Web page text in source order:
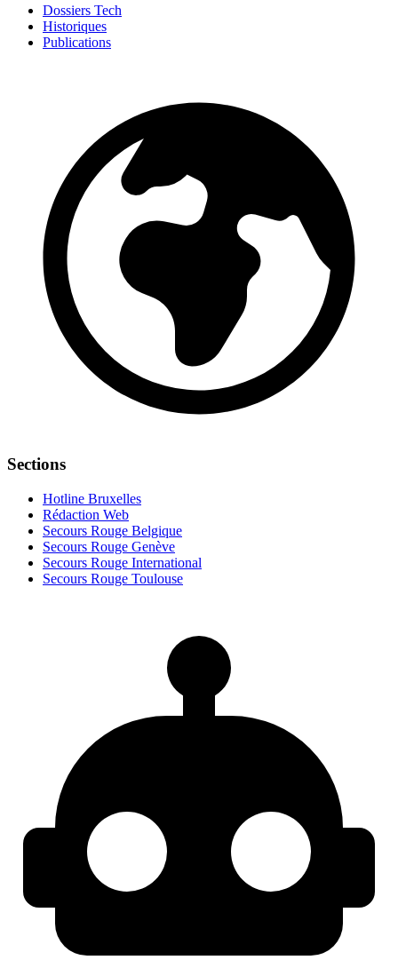
Dossiers Tech
Historiques
Publications
Sections
Hotline Bruxelles
Rédaction Web
Secours Rouge Belgique
Secours Rouge Genève
Secours Rouge International
Secours Rouge Toulouse